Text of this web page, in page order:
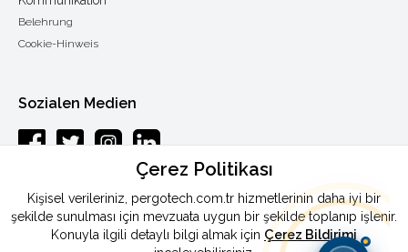
Belehrung
Cookie-Hinweis
Sozialen Medien
ISTANBUL
Telefon:0090 444 46 72
Çerez Politikası
Kişisel verileriniz, pergotech.com.tr hizmetlerinin daha iyi bir
şekilde sunulması için mevzuata uygun bir şekilde toplanıp işlenir.
Konuyla ilgili detaylı bilgi almak için Çerez Bildirimi